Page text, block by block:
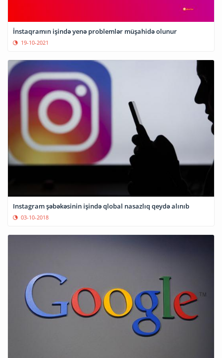
İnstaqramın işində yenə problemlər müşahidə olunur
19-10-2021
Instagram şəbəkəsinin işində qlobal nasazlıq qeydə alınıb
03-10-2018